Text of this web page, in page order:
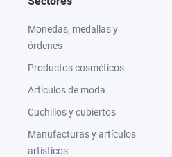
Monedas, medallas y
órdenes
Productos cosméticos
Artículos de moda
Cuchillos y cubiertos
Manufacturas y artículos
artísticos